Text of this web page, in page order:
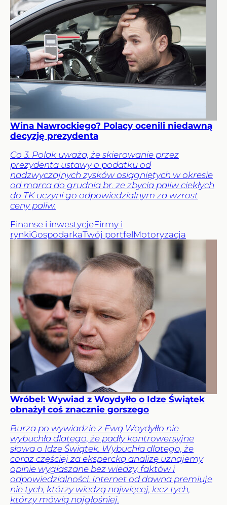
Wina Nawrockiego? Polacy ocenili niedawną
decyzję prezydenta
Co 3. Polak uważa, że skierowanie przez
prezydenta ustawy o podatku od
nadzwyczajnych zysków osiągniętych w okresie
od marca do grudnia br. ze zbycia paliw ciekłych
do TK uczyni go odpowiedzialnym za wzrost
ceny paliw.
Finanse i inwestycjeFirmy i
rynkiGospodarkaTwój portfelMotoryzacja
Wróbel: Wywiad z Woydyłło o Idze Świątek
obnażył coś znacznie gorszego
Burza po wywiadzie z Ewą Woydyłło nie
wybuchła dlatego, że padły kontrowersyjne
słowa o Idze Świątek. Wybuchła dlatego, że
coraz częściej za ekspercką analizę uznajemy
opinie wygłaszane bez wiedzy, faktów i
odpowiedzialności. Internet od dawna premiuje
nie tych, którzy wiedzą najwięcej, lecz tych,
którzy mówią najgłośniej.